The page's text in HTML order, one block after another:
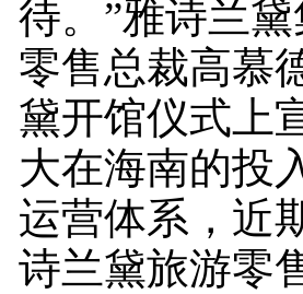
待。”雅诗兰
零售总裁高慕
黛开馆仪式上
大在海南的投
运营体系，近
诗兰黛旅游零